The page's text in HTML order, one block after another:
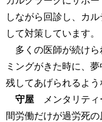
しながら回診し、カ
して対策しています。
多くの医師が続けら
ミングがきた時に、
残してあげられるよう
守屋 メンタリティ
間労働だけが過労死